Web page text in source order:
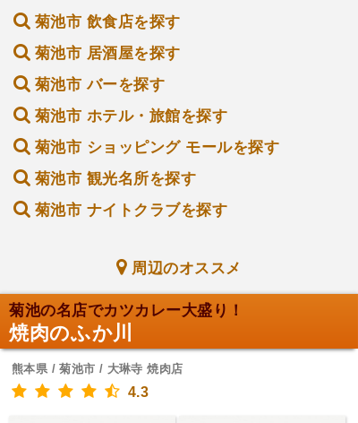
菊池市 飲食店を探す
菊池市 居酒屋を探す
菊池市 バーを探す
菊池市 ホテル・旅館を探す
菊池市 ショッピング モールを探す
菊池市 観光名所を探す
菊池市 ナイトクラブを探す
周辺のオススメ
菊池の名店でカツカレー大盛り！
焼肉のふか川
熊本県 / 菊池市 / 大琳寺 焼肉店
4.3